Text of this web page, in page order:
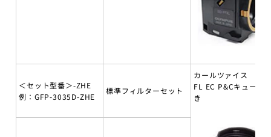
＜セット型番＞-ZHE
例：GFP-3035D-ZHE
標準フィルターセット
カールツァイス
FL EC P&Cキューブ
き